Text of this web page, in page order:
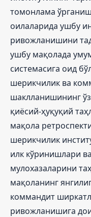
томонлама
оилаларида ушбу
ривожланишини
ушбу мақолада
системасига оид
шерикчилик ва
шаклланишининг
қиёсий-ҳуқуқий
мақола
шерикчилик
илк кўринишлари
мулохазаларини
мақоланинг
коммандит
ривожланишига